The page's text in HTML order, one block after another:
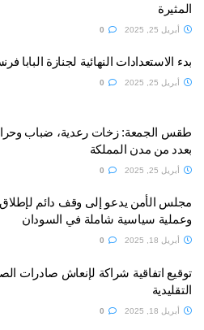
المثيرة
أبريل 25, 2025
بدء الاستعدادات النهائية لجنازة البابا
أبريل 25, 2025
طقس الجمعة: زخات رعدية، ضباب
بعدد من مدن المملكة
أبريل 25, 2025
مجلس الأمن يدعو إلى وقف دائم لإطلاق
وعملية سياسية شاملة في السودان
أبريل 18, 2025
توقيع اتفاقية شراكة لإنعاش صادرات
التقليدية
أبريل 18, 2025